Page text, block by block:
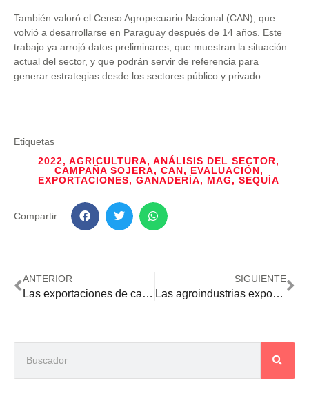
También valoró el Censo Agropecuario Nacional (CAN), que
volvió a desarrollarse en Paraguay después de 14 años. Este
trabajo ya arrojó datos preliminares, que muestran la situación
actual del sector, y que podrán servir de referencia para
generar estrategias desde los sectores público y privado.
Etiquetas
2022, AGRICULTURA, ANÁLISIS DEL SECTOR,
CAMPAÑA SOJERA, CAN, EVALUACIÓN,
EXPORTACIONES, GANADERÍA, MAG, SEQUÍA
Compartir
ANTERIOR
Las exportaciones de carne bovina y maíz se destacan entre las más dinámicas
SIGUIENTE
Las agroindustrias exportaron 5 % más hasta noviembre de este año